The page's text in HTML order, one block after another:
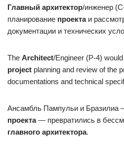
Главный архитектор/инженер
планирование проектаи
документации и технических
The Architect/Engineer (P-4)
project planning and review of the
documentations and technical
Ансамбль Пампульи и Бразилиа
проекта— превратились в
главного архитектора.